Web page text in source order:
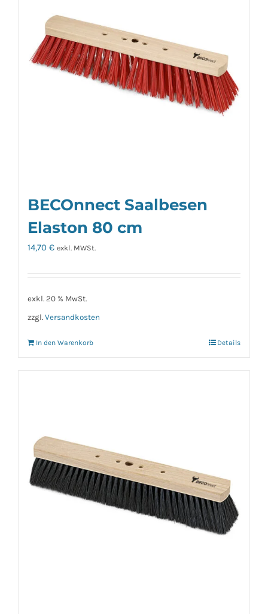
BECOnnect Saalbesen
Elaston 80 cm
14,70 € exkl. MWSt.
exkl. 20 % MwSt.
zzgl. Versandkosten
In den Warenkorb Details